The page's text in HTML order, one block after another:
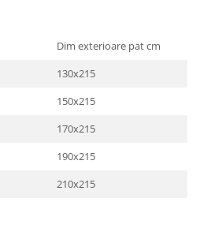
Dim exterioare pat cm
130x215
150x215
170x215
190x215
210x215